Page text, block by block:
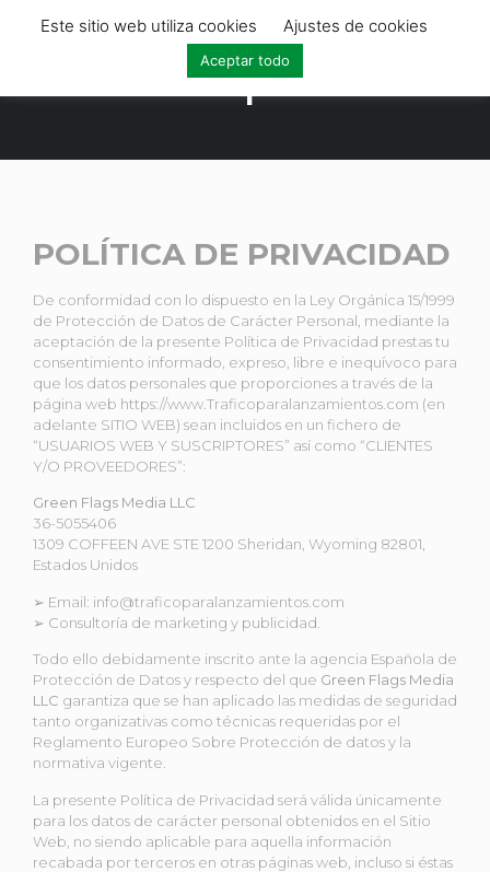
Política de privacidad
POLÍTICA DE PRIVACIDAD
De conformidad con lo dispuesto en la Ley Orgánica 15/1999
de Protección de Datos de Carácter Personal, mediante la
aceptación de la presente Política de Privacidad prestas tu
consentimiento informado, expreso, libre e inequívoco para
que los datos personales que proporciones a través de la
página web https://www.Traficoparalanzamientos.com (en
adelante SITIO WEB) sean incluidos en un fichero de
“USUARIOS WEB Y SUSCRIPTORES” así como “CLIENTES
Y/O PROVEEDORES”:
Green Flags Media LLC
36-5055406
1309 COFFEEN AVE STE 1200 Sheridan, Wyoming 82801,
Estados Unidos
➢ Email: info@traficoparalanzamientos.com
➢ Consultoría de marketing y publicidad.
Todo ello debidamente inscrito ante la agencia Española de
Protección de Datos y respecto del que Green Flags Media
LLC garantiza que se han aplicado las medidas de seguridad
tanto organizativas como técnicas requeridas por el
Reglamento Europeo Sobre Protección de datos y la
normativa vigente.
La presente Política de Privacidad será válida únicamente
para los datos de carácter personal obtenidos en el Sitio
Web, no siendo aplicable para aquella información
recabada por terceros en otras páginas web, incluso si éstas
Este sitio web utiliza cookies Ajustes de cookies
Aceptar todo